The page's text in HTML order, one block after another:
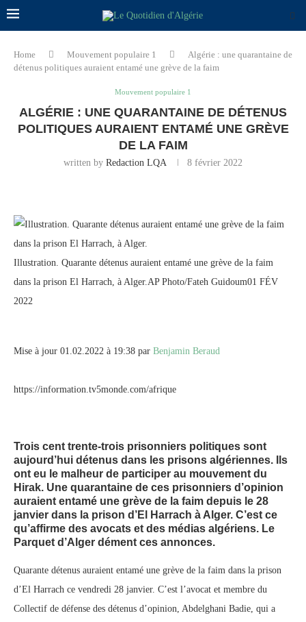
Home Mouvement populaire 1
Algérie : une quarantaine de
détenus politiques auraient entamé une grève de la faim
Mouvement populaire 1
ALGÉRIE : UNE QUARANTAINE DE DÉTENUS
POLITIQUES AURAIENT ENTAMÉ UNE GRÈVE
DE LA FAIM
written by Redaction LQA 8 février 2022
Illustration. Quarante détenus auraient entamé une grève de la faim
dans la prison El Harrach, à Alger.AP Photo/Fateh Guidoum01 FÉV
2022
Mise à jour 01.02.2022 à 19:38 par Benjamin Beraud
https://information.tv5monde.com/afrique
Trois cent trente-trois prisonniers politiques sont
aujourd’hui détenus dans les prisons algériennes. Ils
ont eu le malheur de participer au mouvement du
Hirak. Une quarantaine de ces prisonniers d’opinion
auraient entamé une grève de la faim depuis le 28
janvier dans la prison d’El Harrach à Alger. C’est ce
qu’affirme des avocats et des médias algériens. Le
Parquet d’Alger dément ces annonces.
Quarante détenus auraient entamé une grève de la faim dans la prison
d’El Harrach ce vendredi 28 janvier. C’est l’avocat et membre du
Collectif de défense des détenus d’opinion, Abdelghani Badie, qui a